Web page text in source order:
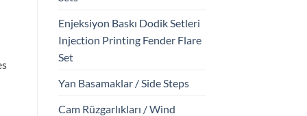
Enjeksiyon Baskı Dodik Setleri
Injection Printing Fender Flare
Set
Yan Basamaklar / Side Steps
Cam Rüzgarlıkları / Wind